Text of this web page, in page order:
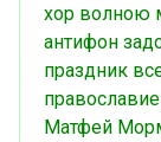
хор волною
антифон
праздник
православие
Матфей